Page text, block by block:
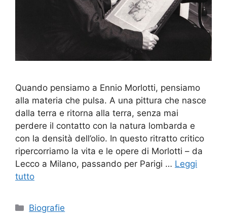
Quando pensiamo a Ennio Morlotti, pensiamo
alla materia che pulsa. A una pittura che nasce
dalla terra e ritorna alla terra, senza mai
perdere il contatto con la natura lombarda e
con la densità dell’olio. In questo ritratto critico
ripercorriamo la vita e le opere di Morlotti – da
Lecco a Milano, passando per Parigi … Leggi
tutto
Categorie
Biografie